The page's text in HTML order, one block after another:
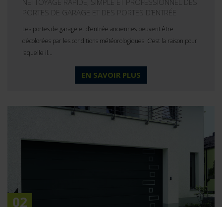
NETTOYAGE RAPIDE, SIMPLE ET PROFESSIONNEL DES
PORTES DE GARAGE ET DES PORTES D’ENTRÉE
Les portes de garage et d’entrée anciennes peuvent être
décolorées par les conditions météorologiques. C’est la raison pour
laquelle il…
EN SAVOIR PLUS
02